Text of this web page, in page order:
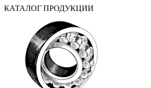
КАТАЛОГ ПРОДУКЦИИ